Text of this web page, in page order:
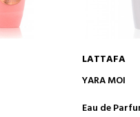
DODAJ
LATTAFA
YARA MOI
Eau de